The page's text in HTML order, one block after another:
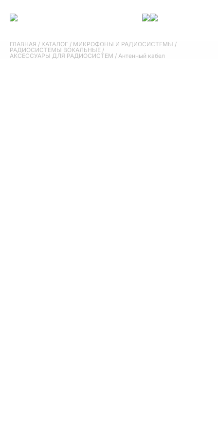
ГЛАВНАЯ / КАТАЛОГ / МИКРОФОНЫ И РАДИОСИСТЕМЫ /
РАДИОСИСТЕМЫ ВОКАЛЬНЫЕ /
АКСЕССУАРЫ ДЛЯ РАДИОСИСТЕМ / Антенный кабел